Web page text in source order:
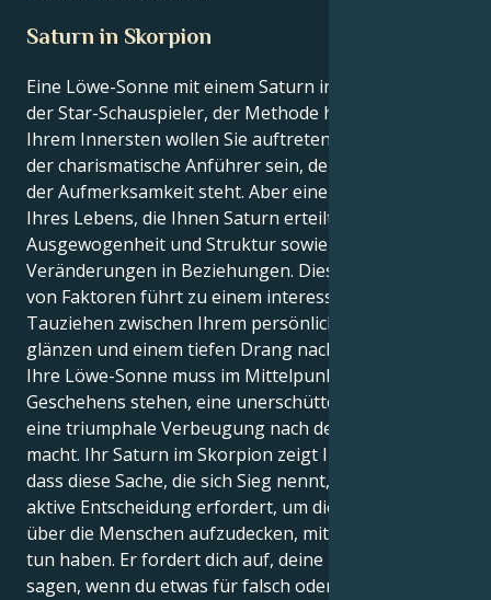
Saturn in Skorpion
Eine Löwe-Sonne mit einem Saturn in Skorpion ist
der Star-Schauspieler, der Methode haben muss. In
Ihrem Innersten wollen Sie auftreten und glänzen,
der charismatische Anführer sein, der im Mittelpunkt
der Aufmerksamkeit steht. Aber eine große Lektion
Ihres Lebens, die Ihnen Saturn erteilt, ist
Ausgewogenheit und Struktur sowie tiefgreifende
Veränderungen in Beziehungen. Diese Kombination
von Faktoren führt zu einem interessanten
Tauziehen zwischen Ihrem persönlichen Wunsch zu
glänzen und einem tiefen Drang nach Objektivität.
Ihre Löwe-Sonne muss im Mittelpunkt des
Geschehens stehen, eine unerschütterliche Kraft, die
eine triumphale Verbeugung nach der anderen
macht. Ihr Saturn im Skorpion zeigt Ihnen jedoch,
dass diese Sache, die sich Sieg nennt, auch eine
aktive Entscheidung erfordert, um die Wahrheiten
über die Menschen aufzudecken, mit denen Sie zu
tun haben. Er fordert dich auf, deine Meinung zu
sagen, wenn du etwas für falsch oder ungerecht